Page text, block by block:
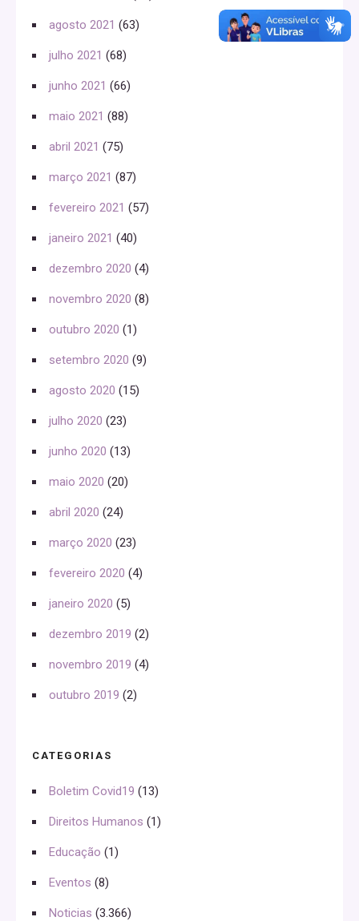
agosto 2021 (63)
julho 2021 (68)
junho 2021 (66)
maio 2021 (88)
abril 2021 (75)
março 2021 (87)
fevereiro 2021 (57)
janeiro 2021 (40)
dezembro 2020 (4)
novembro 2020 (8)
outubro 2020 (1)
setembro 2020 (9)
agosto 2020 (15)
julho 2020 (23)
junho 2020 (13)
maio 2020 (20)
abril 2020 (24)
março 2020 (23)
fevereiro 2020 (4)
janeiro 2020 (5)
dezembro 2019 (2)
novembro 2019 (4)
outubro 2019 (2)
CATEGORIAS
Boletim Covid19 (13)
Direitos Humanos (1)
Educação (1)
Eventos (8)
Noticias (3.366)